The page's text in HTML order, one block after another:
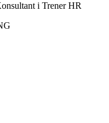
i Trener HR